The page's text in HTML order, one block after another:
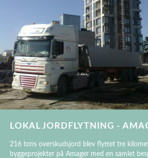
LOKAL JORDFLYTNING -
216 tons overskudsjord blev flyttet tre
byggeprojekter på Amager med en samlet